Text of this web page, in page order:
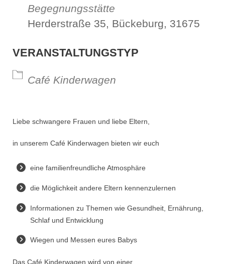
Begegnungsstätte
Herderstraße 35, Bückeburg, 31675
VERANSTALTUNGSTYP
Café Kinderwagen
Liebe schwangere Frauen und liebe Eltern,
in unserem Café Kinderwagen bieten wir euch
eine familienfreundliche Atmosphäre
die Möglichkeit andere Eltern kennenzulernen
Informationen zu Themen wie Gesundheit, Ernährung,
Schlaf und Entwicklung
Wiegen und Messen eures Babys
Das Café Kinderwagen wird von einer